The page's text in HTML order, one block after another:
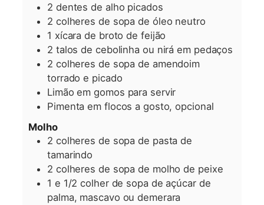
2 dentes de alho picados
2 colheres de sopa de óleo neutro
1 xícara de broto de feijão
2 talos de cebolinha ou nirá em pedaços
2 colheres de sopa de amendoim
torrado e picado
Limão em gomos para servir
Pimenta em flocos a gosto, opcional
Molho
2 colheres de sopa de pasta de
tamarindo
2 colheres de sopa de molho de peixe
1 e 1/2 colher de sopa de açúcar de
palma, mascavo ou demerara